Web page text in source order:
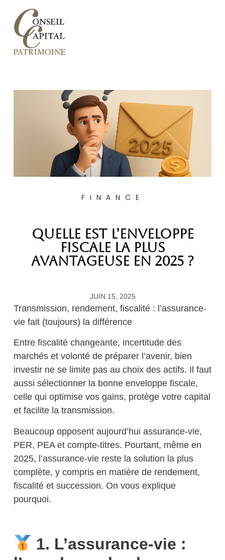
FINANCE
Quelle est l’enveloppe
fiscale la plus
avantageuse en 2025 ?
JUIN 15, 2025
Transmission, rendement, fiscalité : l’assurance-
vie fait (toujours) la différence
Entre fiscalité changeante, incertitude des
marchés et volonté de préparer l’avenir, bien
investir ne se limite pas au choix des actifs. Il faut
aussi sélectionner la bonne enveloppe fiscale,
celle qui optimise vos gains, protège votre capital
et facilite la transmission.
Beaucoup opposent aujourd’hui assurance-vie,
PER, PEAet compte-titres. Pourtant, même en
2025, l’assurance-vie reste la solution la plus
complète, y compris en matière de rendement,
fiscalité et succession. On vous explique
pourquoi.
1. L’assurance-vie :